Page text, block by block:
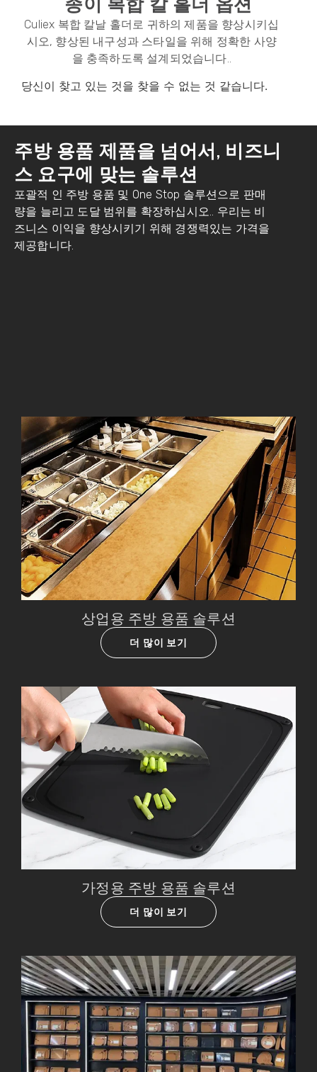
Culiex 복합 칼날 홀더로 귀하의 제품을 향상시키십
시오, 향상된 내구성과 스타일을 위해 정확한 사양
을 충족하도록 설계되었습니다..
당신이 찾고 있는 것을 찾을 수 없는 것 같습니다.
주방 용품 제품을 넘어서, 비즈니
스 요구에 맞는 솔루션
포괄적 인 주방 용품 및 One Stop 솔루션으로 판매
량을 늘리고 도달 범위를 확장하십시오.. 우리는 비
즈니스 이익을 향상시키기 위해 경쟁력있는 가격을
제공합니다.
상업용 주방 용품 솔루션
더 많이 보기
가정용 주방 용품 솔루션
더 많이 보기